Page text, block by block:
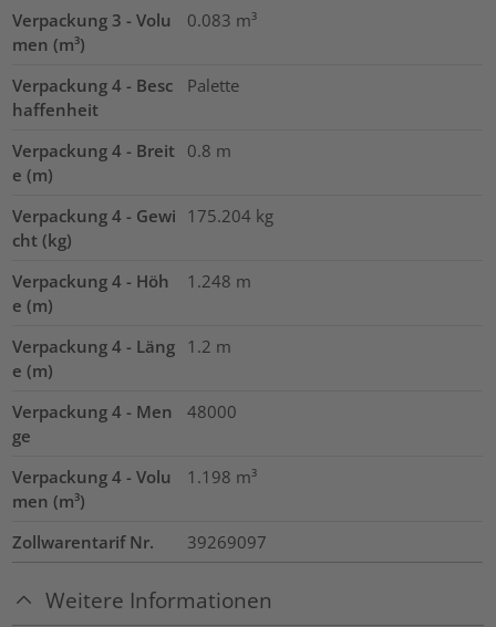
Verpackung 3 - Volu
men (m³)
0.083 m³
Verpackung 4 - Besc
haffenheit
Palette
Verpackung 4 - Breit
e (m)
0.8 m
Verpackung 4 - Gewi
cht (kg)
175.204 kg
Verpackung 4 - Höh
e (m)
1.248 m
Verpackung 4 - Läng
e (m)
1.2 m
Verpackung 4 - Men
ge
48000
Verpackung 4 - Volu
men (m³)
1.198 m³
Zollwarentarif Nr. 39269097
Weitere Informationen